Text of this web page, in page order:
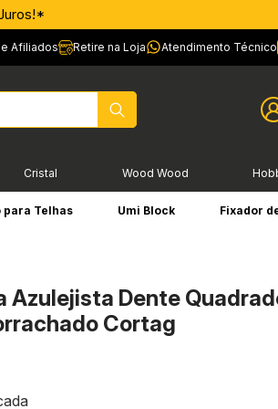
Afiliados Retire na Loja Atendimento Técnico
Cristal Wood Wood
para Telhas Umi Block Fixador
Azulejista Dente
Cortag